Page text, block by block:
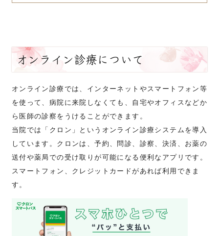
オンライン診療について
オンライン診療では、インターネットやスマートフォン等
を使って、病院に来院しなくても、自宅やオフィスなどか
ら医師の診察をうけることができます。
当院では「クロン」というオンライン診療システムを導入
しています。クロンは、予約、問診、診察、決済、お薬の
送付や薬局での受け取りが可能になる便利なアプリです。
スマートフォン、クレジットカードがあれば利用できま
す。